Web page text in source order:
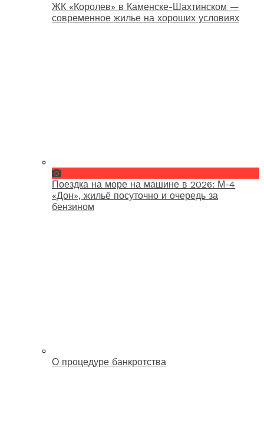
ЖК «Королев» в Каменске-Шахтинском —
современное жилье на хороших условиях
Поездка на море на машине в 2026: М-4
«Дон», жильё посуточно и очередь за
бензином
О процедуре банкротства